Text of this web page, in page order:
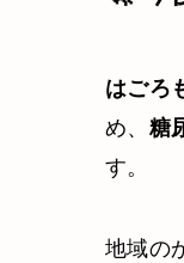
はごろ
め、 糖
す。
地域の